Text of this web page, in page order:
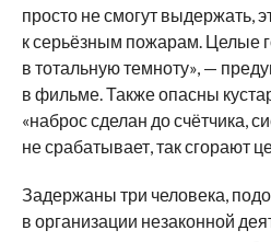
просто не смогут выдержать,
к серьёзным пожарам. Целые
в тотальную темноту», —
в фильме. Также опасны
«наброс сделан до счётчика,
не срабатывает, так сгорают
Задержаны три человека,
в организации незаконной